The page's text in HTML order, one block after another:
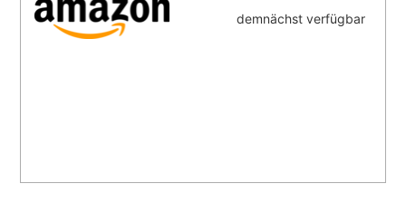
demnächst verfügbar